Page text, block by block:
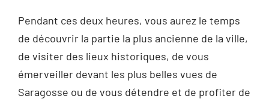
Pendant ces deux heures, vous aurez le temps
de découvrir la partie la plus ancienne de la ville,
de visiter des lieux historiques, de vous
émerveiller devant les plus belles vues de
Saragosse ou de vous détendre et de profiter de